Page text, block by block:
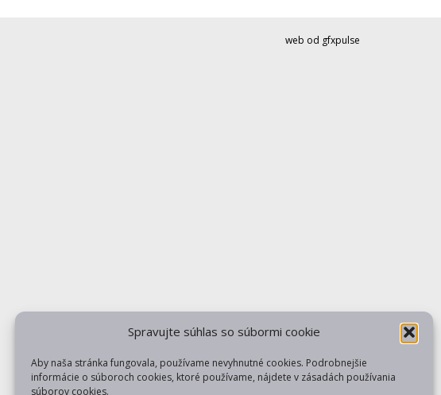
Spravujte súhlas so súbormi cookie
Aby naša stránka fungovala, používame nevyhnutné cookies. Podrobnejšie
informácie o súboroch cookies, ktoré používame, nájdete v zásadách používania
súborov cookies.
web od gfxpulse